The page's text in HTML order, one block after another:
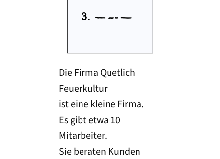
Die Firma Quetlich
Feuerkultur
ist eine kleine Firma.
Es gibt etwa 10
Mitarbeiter.
Sie beraten Kunden